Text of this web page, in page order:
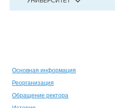
Основная информация
Реорганизация
Обращение ректора